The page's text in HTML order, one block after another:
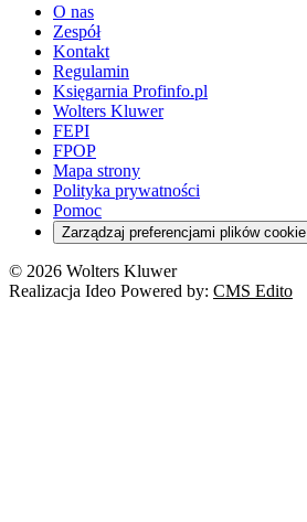
O nas
Zespół
Kontakt
Regulamin
Księgarnia Profinfo.pl
Wolters Kluwer
FEPI
FPOP
Mapa strony
Polityka prywatności
Pomoc
Zarządzaj preferencjami plików cookie
© 2026 Wolters Kluwer
Realizacja Ideo Powered by: CMS Edito